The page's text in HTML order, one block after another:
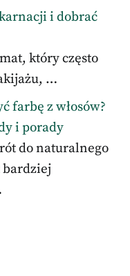
i dobrać
który często
…
farbę z włosów?
i porady
do naturalnego
bardziej